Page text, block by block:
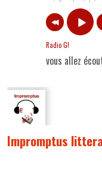
Radio G!
vous allez
Impromptus